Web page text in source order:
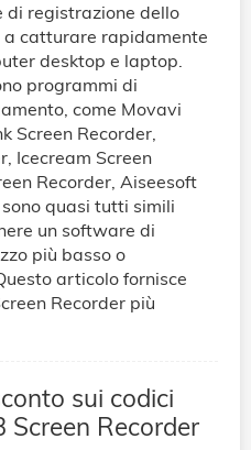
di registrazione dello
a catturare rapidamente
desktop e laptop.
programmi di
come Movavi
Screen Recorder,
Icecream Screen
Recorder, Aiseesoft
quasi tutti simili
un software di
più basso o
articolo fornisce
Recorder più
sui codici
Screen Recorder